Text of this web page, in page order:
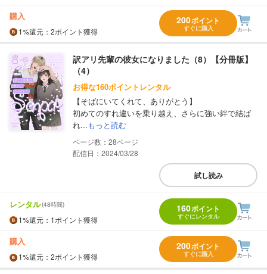
購入
1%還元 ：2ポイント獲得
200ポイント
すぐに購入
訳アリ先輩の彼女になりました（8）【分冊版】
（4）
お得な160ポイントレンタル
【そばにいてくれて、ありがとう】
初めてのすれ違いを乗り越え、さらに強い絆で結ば
れ...もっと読む
28
配信日：2024/03/28
試し読み
レンタル(48時間)
1%還元 ：1ポイント獲得
160ポイント
すぐにレンタル
購入
1%還元 ：2ポイント獲得
200ポイント
すぐに購入